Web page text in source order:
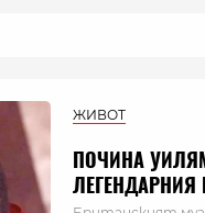
ЖИВОТ
ПОЧИНА
ЛЕГЕНДАРНИЯ